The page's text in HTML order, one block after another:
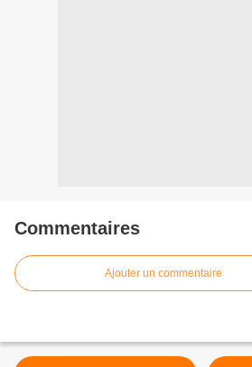
Commentaires
Ajouter un commentaire